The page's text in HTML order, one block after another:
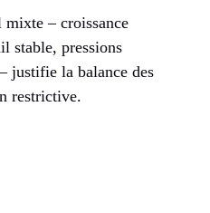
– croissance
stable, pressions
justifie la balance des
restrictive.